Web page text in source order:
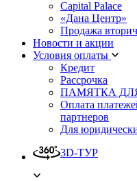
Capital Palace
«Дана Центр»
Продажа
Новости и акции
Условия оплаты
Кредит
Рассрочка
ПАМЯТКА
Оплата
партнеров
Для
3D-ТУР